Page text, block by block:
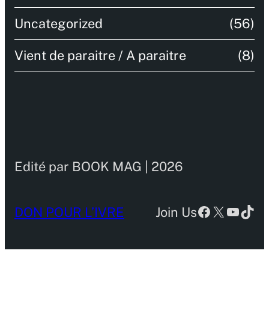
Uncategorized (56)
Vient de paraitre / A paraitre (8)
Edité par BOOK MAG | 2026
DON POUR L’IVRE Join UsFacebook
X